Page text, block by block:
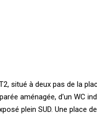
situé à deux pas de la
aménagée, d'un WC
plein SUD. Une place